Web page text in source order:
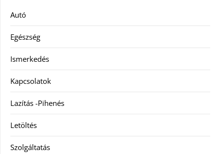
Autó
Egészség
Ismerkedés
Kapcsolatok
Lazítás -Pihenés
Letöltés
Szolgáltatás